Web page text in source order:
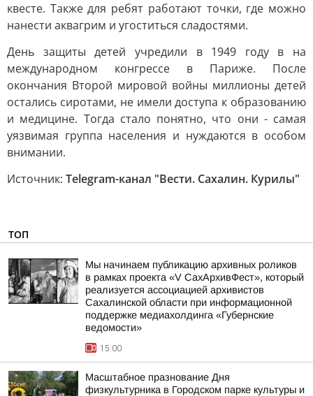
квесте. Также для ребят работают точки, где можно
нанести аквагрим и угоститься сладостями.
День защиты детей учредили в 1949 году в на
международном конгрессе в Париже. После
окончания Второй мировой войны миллионы детей
остались сиротами, не имели доступа к образованию
и медицине. Тогда стало понятно, что они - самая
уязвимая группа населения и нуждаются в особом
внимании.
Источник: Telegram-канал "Вести. Сахалин. Курилы"
ТОП
Мы начинаем публикацию архивных роликов
в рамках проекта «V СахАрхивФест», который
реализуется ассоциацией архивистов
Сахалинской области при информационной
поддержке медиахолдинга «Губернские
ведомости»
15:00
Масштабное празнование Дня
физкультурника в Городском парке культуры и